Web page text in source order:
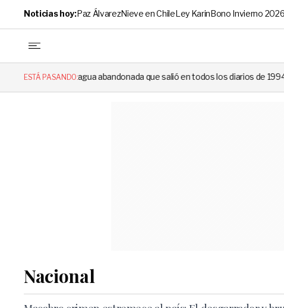
Noticias hoy:Paz ÁlvarezNieve en ChileLey KarinBono Invierno
ESTÁ PASANDO:
abandonada que salió en todos los diarios de 1994 reapareció e hizo llorar
Nacional